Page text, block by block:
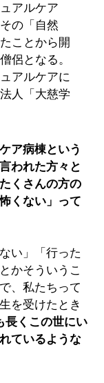
アルケア
の「自然
ことから開
侶となる。
アルケアに
人「大慈学
ア病棟という
われた方々と
くさんの方の
くない」って
い」「行った
かそういうこ
、私たちって
を受けたとき
長くこの世にい
ているような